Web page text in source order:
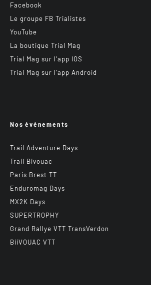
Facebook
Le groupe FB Trialistes
YouTube
La boutique Trial Mag
Trial Mag sur l’app IOS
Trial Mag sur l’app Android
Nos événements
Trail Adventure Days
Trail Bivouac
Paris Brest TT
Enduromag Days
MX2K Days
SUPERTROPHY
Grand Rallye VTT TransVerdon
BiiVOUAC VTT